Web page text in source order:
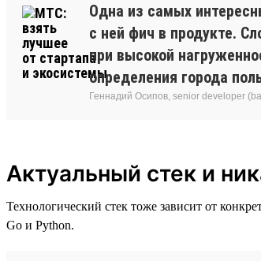
Одна из самых
с ней фич в продукте.
при высокой
определения города
Геннадий Осипов, senior developer
Актуальный стек и
Технологический стек тоже зависит от
Go и Python.